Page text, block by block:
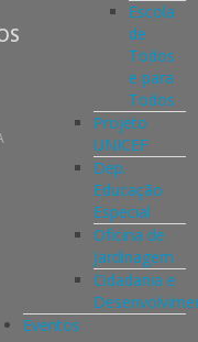
Escola
de
Todos
e para
Todos
Projeto
UNICEF
Dep.
Educação
Especial
Oficina de
Jardinagem
Cidadania e
Eventos